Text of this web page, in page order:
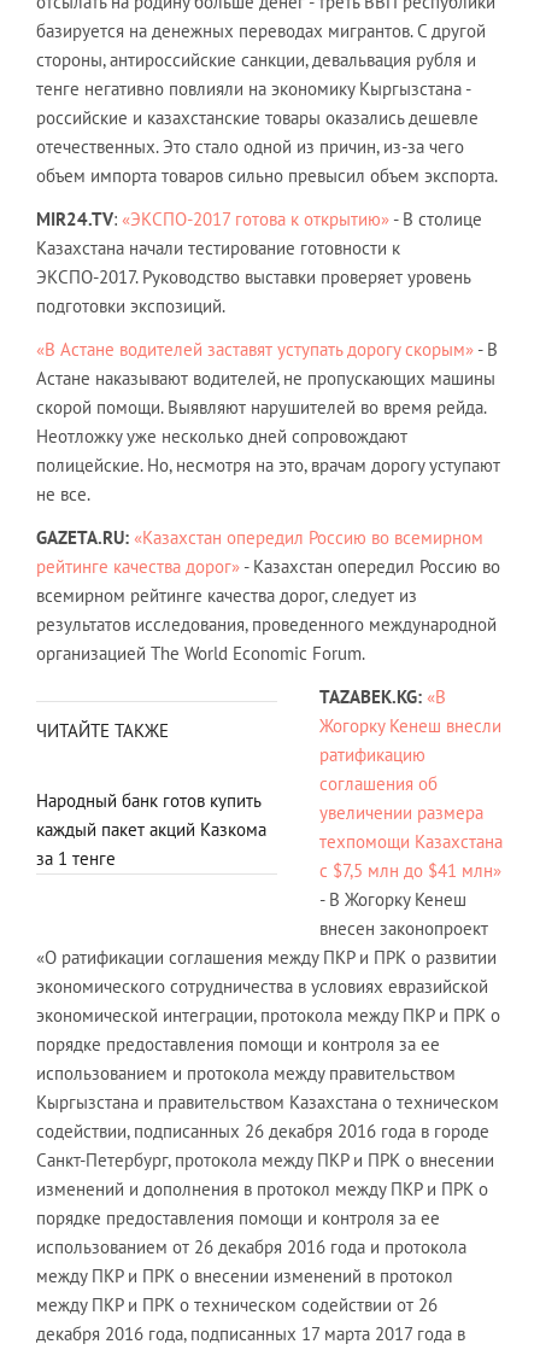
базируется на денежных переводах мигрантов. С другой
стороны, антироссийские санкции, девальвация рубля и
тенге негативно повлияли на экономику Кыргызстана -
российские и казахстанские товары оказались дешевле
отечественных. Это стало одной из причин, из-за чего
объем импорта товаров сильно превысил объем экспорта.
MIR24.TV: «ЭКСПО-2017 готова к открытию» - В столице
Казахстана начали тестирование готовности к
ЭКСПО-2017. Руководство выставки проверяет уровень
подготовки экспозиций.
«В Астане водителей заставят уступать дорогу скорым» - В
Астане наказывают водителей, не пропускающих машины
скорой помощи. Выявляют нарушителей во время рейда.
Неотложку уже несколько дней сопровождают
полицейские. Но, несмотря на это, врачам дорогу уступают
не все.
GAZETA.RU: «Казахстан опередил Россию во всемирном
рейтинге качества дорог» - Казахстан опередил Россию во
всемирном рейтинге качества дорог, следует из
результатов исследования, проведенного международной
организацией The World Economic Forum.
ЧИТАЙТЕ ТАКЖЕ
Народный банк готов купить
каждый пакет акций Казкома
за 1 тенге
TAZABEK.KG: «В
Жогорку Кенеш внесли
ратификацию
соглашения об
увеличении размера
техпомощи Казахстана
с $7,5 млн до $41 млн»
- В Жогорку Кенеш
внесен законопроект
«О ратификации соглашения между ПКР и ПРК о развитии
экономического сотрудничества в условиях евразийской
экономической интеграции, протокола между ПКР и ПРК о
порядке предоставления помощи и контроля за ее
использованием и протокола между правительством
Кыргызстана и правительством Казахстана о техническом
содействии, подписанных 26 декабря 2016 года в городе
Санкт-Петербург, протокола между ПКР и ПРК о внесении
изменений и дополнения в протокол между ПКР и ПРК о
порядке предоставления помощи и контроля за ее
использованием от 26 декабря 2016 года и протокола
между ПКР и ПРК о внесении изменений в протокол
между ПКР и ПРК о техническом содействии от 26
декабря 2016 года, подписанных 17 марта 2017 года в